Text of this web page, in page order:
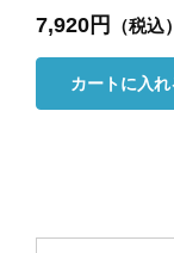
7,920円 （税込）
カートに入れ